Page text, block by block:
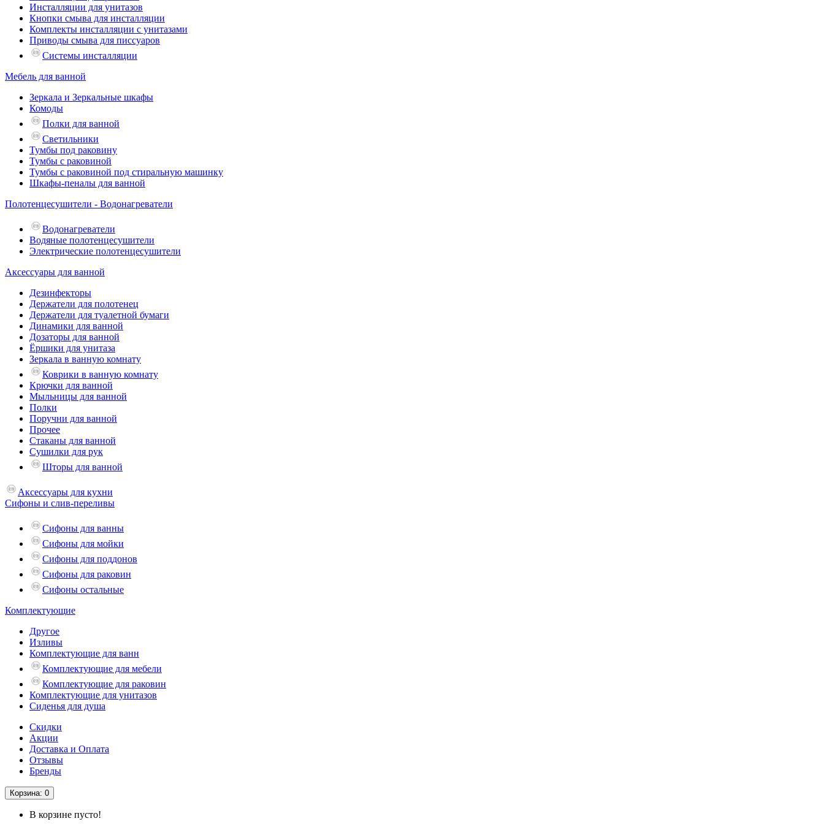
Инсталляции для унитазов
Кнопки смыва для инсталляции
Комплекты инсталляции с унитазами
Приводы смыва для писсуаров
Системы инсталляции
Мебель для ванной
Зеркала и Зеркальные шкафы
Комоды
Полки для ванной
Светильники
Тумбы под раковину
Тумбы с раковиной
Тумбы с раковиной под стиральную машинку
Шкафы-пеналы для ванной
Полотенцесушители - Водонагреватели
Водонагреватели
Водяные полотенцесушители
Электрические полотенцесушители
Аксессуары для ванной
Дезинфекторы
Держатели для полотенец
Держатели для туалетной бумаги
Динамики для ванной
Дозаторы для ванной
Ёршики для унитаза
Зеркала в ванную комнату
Коврики в ванную комнату
Крючки для ванной
Мыльницы для ванной
Полки
Поручни для ванной
Прочее
Стаканы для ванной
Сушилки для рук
Шторы для ванной
Аксессуары для кухни
Сифоны и слив-переливы
Сифоны для ванны
Сифоны для мойки
Сифоны для поддонов
Сифоны для раковин
Сифоны остальные
Комплектующие
Другое
Изливы
Комплектующие для ванн
Комплектующие для мебели
Комплектующие для раковин
Комплектующие для унитазов
Сиденья для душа
Скидки
Акции
Доставка и Оплата
Отзывы
Бренды
Корзина: 0
В корзине пусто!